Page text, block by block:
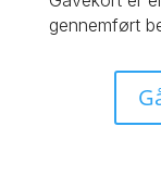
gennemført